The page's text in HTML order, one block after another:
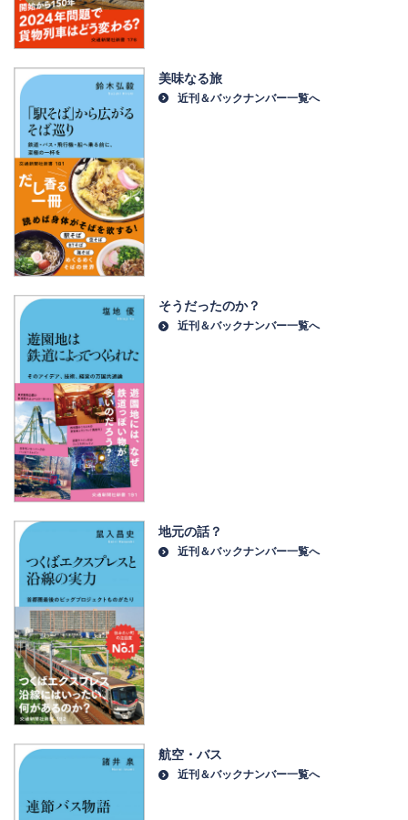
美味なる旅
近刊＆バックナンバー一覧へ
そうだったのか？
近刊＆バックナンバー一覧へ
地元の話？
近刊＆バックナンバー一覧へ
航空・バス
近刊＆バックナンバー一覧へ